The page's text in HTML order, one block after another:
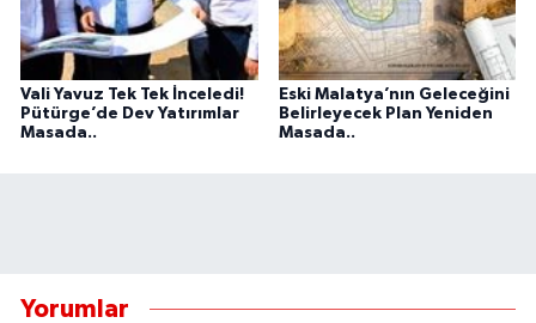
Vali Yavuz Tek Tek İnceledi!
Pütürge’de Dev Yatırımlar
Masada..
Eski Malatya’nın Geleceğini
Belirleyecek Plan Yeniden
Masada..
Yorumlar